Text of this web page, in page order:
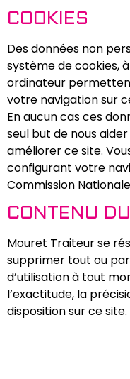
COOKIES
Des données non
système de cookies,
ordinateur
votre navigation sur
En aucun cas ces
seul but de nous
améliorer ce site.
configurant votre
Commission
CONTENU
Mouret Traiteur se
supprimer tout ou
d’utilisation à tout
l’exactitude, la
disposition sur ce site.